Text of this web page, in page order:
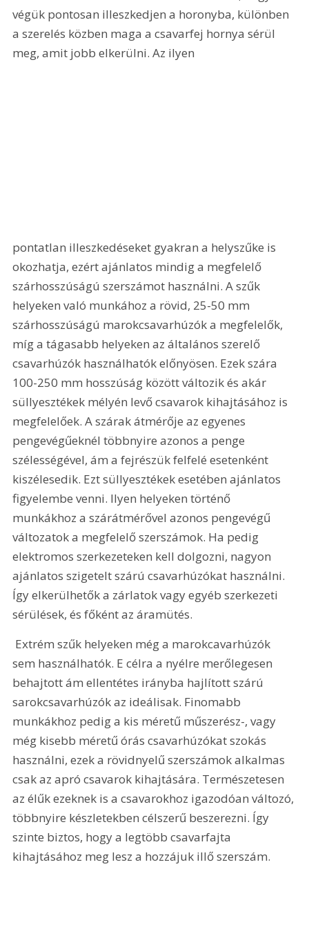
végük pontosan illeszkedjen a horonyba, különben
a szerelés közben maga a csavarfej hornya sérül
meg, amit jobb elkerülni. Az ilyen
pontatlan illeszkedéseket gyakran a helyszűke is
okozhatja, ezért ajánlatos mindig a megfelelő
szárhosszúságú szerszámot használni. A szűk
helyeken való munkához a rövid, 25-50 mm
szárhosszúságú marokcsavarhúzók a megfelelők,
míg a tágasabb helyeken az általános szerelő
csavarhúzók használhatók előnyösen. Ezek szára
100-250 mm hosszúság között változik és akár
süllyesztékek mélyén levő csavarok kihajtásához is
megfelelőek. A szárak átmérője az egyenes
pengevégűeknél többnyire azonos a penge
szélességével, ám a fejrészük felfelé esetenként
kiszélesedik. Ezt süllyesztékek esetében ajánlatos
figyelembe venni. Ilyen helyeken történő
munkákhoz a szárátmérővel azonos pengevégű
változatok a megfelelő szerszámok. Ha pedig
elektromos szerkezeteken kell dolgozni, nagyon
ajánlatos szigetelt szárú csavarhúzókat használni.
Így elkerülhetők a zárlatok vagy egyéb szerkezeti
sérülések, és főként az áramütés.
sem használhatók. E célra a nyélre merőlegesen
behajtott ám ellentétes irányba hajlított szárú
sarokcsavarhúzók az ideálisak. Finomabb
munkákhoz pedig a kis méretű műszerész-, vagy
még kisebb méretű órás csavarhúzókat szokás
használni, ezek a rövidnyelű szerszámok alkalmas
csak az apró csavarok kihajtására. Természetesen
az élűk ezeknek is a csavarokhoz igazodóan változó,
többnyire készletekben célszerű beszerezni. Így
szinte biztos, hogy a legtöbb csavarfajta
kihajtásához meg lesz a hozzájuk illő szerszám.